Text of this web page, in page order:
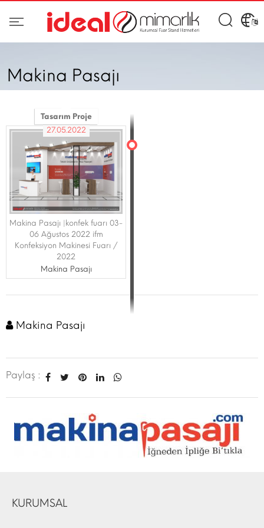
Makina Pasajı
Tasarım Proje
27.05.2022
Makina Pasajı |konfek fuarı 03-
06 Ağustos 2022 ifm
Konfeksiyon Makinesi Fuarı /
2022
Makina Pasajı
Makina Pasajı
Paylaş :
KURUMSAL